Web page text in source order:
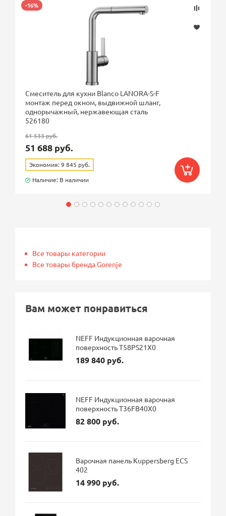
-16%
Смеситель для кухни Blanco LANORA-S-F
монтаж перед окном, выдвижной шланг,
однорычажный, нержавеющая сталь
526180
61 533 руб.
51 688 руб.
Экономия: 9 845 руб.
Наличие: В наличии
Все товары категории
Все товары бренда Gorenje
Вам может понравиться
NEFF Индукционная варочная
поверхность T58PS21X0
189 840 руб.
NEFF Индукционная варочная
поверхность T36FB40X0
82 800 руб.
Варочная панель Kuppersberg ECS
402
14 990 руб.